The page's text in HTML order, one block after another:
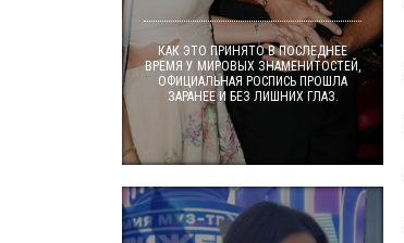
КАК ЭТО ПРИНЯТО В ПОСЛЕДНЕЕ
ВРЕМЯ У МИРОВЫХ ЗНАМЕНИТОСТЕЙ,
ОФИЦИАЛЬНАЯ РОСПИСЬ ПРОШЛА
ЗАРАНЕЕ И БЕЗ ЛИШНИХ ГЛАЗ.